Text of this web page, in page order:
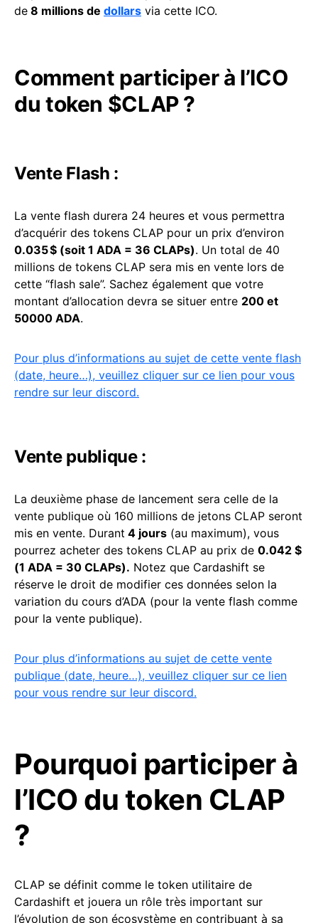
de 8 millions de dollars via cette ICO.
Comment participer à l’ICO
du token $CLAP ?
Vente Flash :
La vente flash durera 24 heures et vous permettra
d’acquérir des tokens CLAP pour un prix d’environ
0.035 $ (soit 1 ADA = 36 CLAPs). Un total de 40
millions de tokens CLAP sera mis en vente lors de
cette “flash sale”. Sachez également que votre
montant d’allocation devra se situer entre 200 et
50000 ADA.
Pour plus d’informations au sujet de cette vente flash
(date, heure…), veuillez cliquer sur ce lien pour vous
rendre sur leur discord.
Vente publique :
La deuxième phase de lancement sera celle de la
vente publique où 160 millions de jetons CLAP seront
mis en vente. Durant 4 jours (au maximum), vous
pourrez acheter des tokens CLAP au prix de 0.042 $
(1 ADA = 30 CLAPs). Notez que Cardashift se
réserve le droit de modifier ces données selon la
variation du cours d’ADA (pour la vente flash comme
pour la vente publique).
Pour plus d’informations au sujet de cette vente
publique (date, heure…), veuillez cliquer sur ce lien
pour vous rendre sur leur discord.
Pourquoi participer à
l’ICO du token CLAP
?
CLAP se définit comme le token utilitaire de
Cardashift et jouera un rôle très important sur
l’évolution de son écosystème en contribuant à sa